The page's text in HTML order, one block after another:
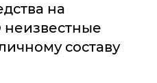
на
неизвестные
составу